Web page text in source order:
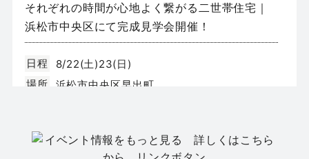
それぞれの時間が心地よく繋がる二世帯住宅｜
浜松市中央区にて完成見学会開催！
日程
8/22(土)23(日)
場所
浜松市中央区早出町